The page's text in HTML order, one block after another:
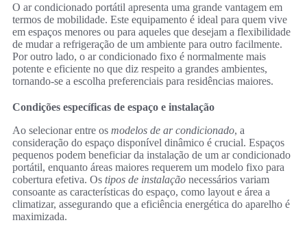
O ar condicionado portátil apresenta uma grande vantagem em
termos de mobilidade. Este equipamento é ideal para quem vive
em espaços menores ou para aqueles que desejam a flexibilidade
de mudar a refrigeração de um ambiente para outro facilmente.
Por outro lado, o ar condicionado fixo é normalmente mais
potente e eficiente no que diz respeito a grandes ambientes,
tornando-se a escolha preferenciais para residências maiores.
Condições específicas de espaço e instalação
Ao selecionar entre os modelos de ar condicionado, a
consideração do espaço disponível dinâmico é crucial. Espaços
pequenos podem beneficiar da instalação de um ar condicionado
portátil, enquanto áreas maiores requerem um modelo fixo para
cobertura efetiva. Os tipos de instalação necessários variam
consoante as características do espaço, como layout e área a
climatizar, assegurando que a eficiência energética do aparelho é
maximizada.